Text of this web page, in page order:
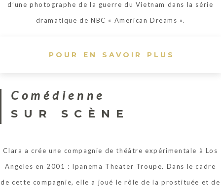
d’une photographe de la guerre du Vietnam dans la série
dramatique de NBC « American Dreams ».
POUR EN SAVOIR PLUS
Comédienne
SUR SCÈNE
Clara a crée une compagnie de théâtre expérimentale à Los
Angeles en 2001 : Ipanema Theater Troupe. Dans le cadre
de cette compagnie, elle a joué le rôle de la prostituée et de